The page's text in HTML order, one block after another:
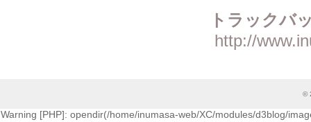
トラックバ
http://
©
Warning [PHP]: opendir(/home/inumasa-web/XC/modules/d3blog/